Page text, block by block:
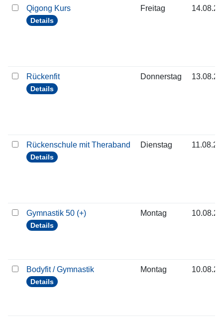
Qigong Kurs
Details
Freitag
Rückenfit
Details
Donnerstag
Rückenschule mit Theraband
Details
Dienstag
Gymnastik 50 (+)
Details
Montag
Bodyfit / Gymnastik
Details
Montag